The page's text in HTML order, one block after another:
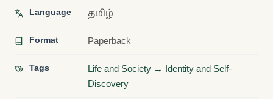
Language தமிழ்
Format Paperback
Tags
Life and Society → Identity and Self-
Discovery